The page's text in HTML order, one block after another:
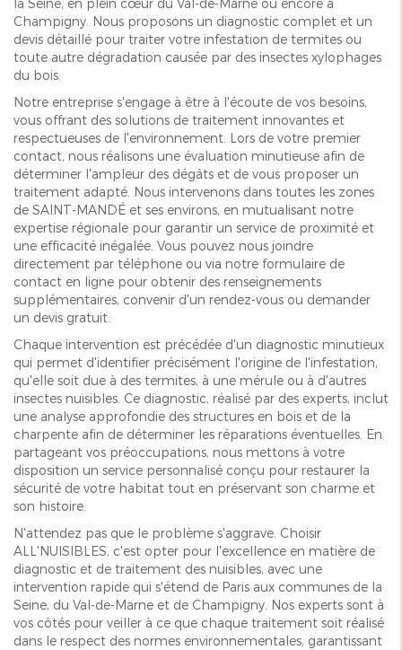
la Seine, en plein cœur du Val-de-Marne ou encore à
Champigny. Nous proposons un diagnostic complet et un
devis détaillé pour traiter votre infestation de termites ou
toute autre dégradation causée par des insectes xylophages
du bois.
Notre entreprise s'engage à être à l'écoute de vos besoins,
vous offrant des solutions de traitement innovantes et
respectueuses de l'environnement. Lors de votre premier
contact, nous réalisons une évaluation minutieuse afin de
déterminer l'ampleur des dégâts et de vous proposer un
traitement adapté. Nous intervenons dans toutes les zones
de SAINT-MANDÉ et ses environs, en mutualisant notre
expertise régionale pour garantir un service de proximité et
une efficacité inégalée. Vous pouvez nous joindre
directement par téléphone ou via notre formulaire de
contact en ligne pour obtenir des renseignements
supplémentaires, convenir d'un rendez-vous ou demander
un devis gratuit.
Chaque intervention est précédée d'un diagnostic minutieux
qui permet d'identifier précisément l'origine de l'infestation,
qu'elle soit due à des termites, à une mérule ou à d'autres
insectes nuisibles. Ce diagnostic, réalisé par des experts, inclut
une analyse approfondie des structures en bois et de la
charpente afin de déterminer les réparations éventuelles. En
partageant vos préoccupations, nous mettons à votre
disposition un service personnalisé conçu pour restaurer la
sécurité de votre habitat tout en préservant son charme et
son histoire.
N'attendez pas que le problème s'aggrave. Choisir
ALL'NUISIBLES, c'est opter pour l'excellence en matière de
diagnostic et de traitement des nuisibles, avec une
intervention rapide qui s'étend de Paris aux communes de la
Seine, du Val-de-Marne et de Champigny. Nos experts sont à
vos côtés pour veiller à ce que chaque traitement soit réalisé
dans le respect des normes environnementales, garantissant